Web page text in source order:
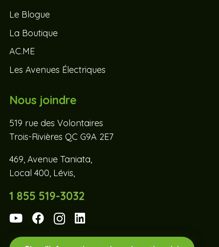
Le Blogue
La Boutique
AC.ME
Les Avenues Électriques
Nous joindre
519 rue des Volontaires
Trois-Rivières QC G9A 2E7
469, Avenue Taniata,
Local 400, Lévis,
1 855 519-3032